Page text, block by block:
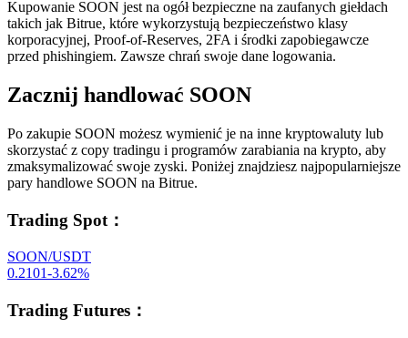
Kupowanie SOON jest na ogół bezpieczne na zaufanych giełdach
takich jak Bitrue, które wykorzystują bezpieczeństwo klasy
korporacyjnej, Proof-of-Reserves, 2FA i środki zapobiegawcze
przed phishingiem. Zawsze chrań swoje dane logowania.
Zacznij handlować SOON
Po zakupie SOON możesz wymienić je na inne kryptowaluty lub
skorzystać z copy tradingu i programów zarabiania na krypto, aby
zmaksymalizować swoje zyski. Poniżej znajdziesz najpopularniejsze
pary handlowe SOON na Bitrue.
Trading Spot ：
SOON/USDT
0.2101-3.62%
Trading Futures ：